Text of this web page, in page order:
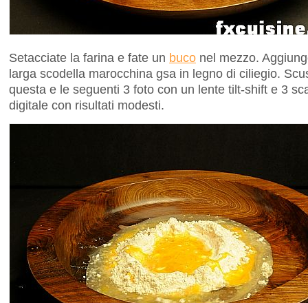
Setacciate la farina e fate un buco nel mezzo.
larga scodella marocchina gsa in legno di ciliegio.
questa e le seguenti 3 foto con un lente tilt-shift e 3
digitale con risultati modesti.